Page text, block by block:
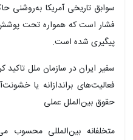
سوابق تاریخی آمریکا به‌روشنی
فشار است که همواره تحت پوشش و
پیگیری شده است.
سفیر ایران در سازمان ملل تاکید
فعالیت‌هایبراندازانهیا
حقوق بین‌الملل عملی
متخلفانهبین‌المللی محسوب